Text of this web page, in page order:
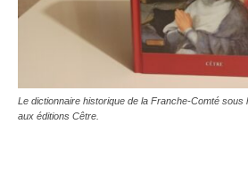
Le dictionnaire historique de la Franche-Comté sous
aux éditions Cêtre.